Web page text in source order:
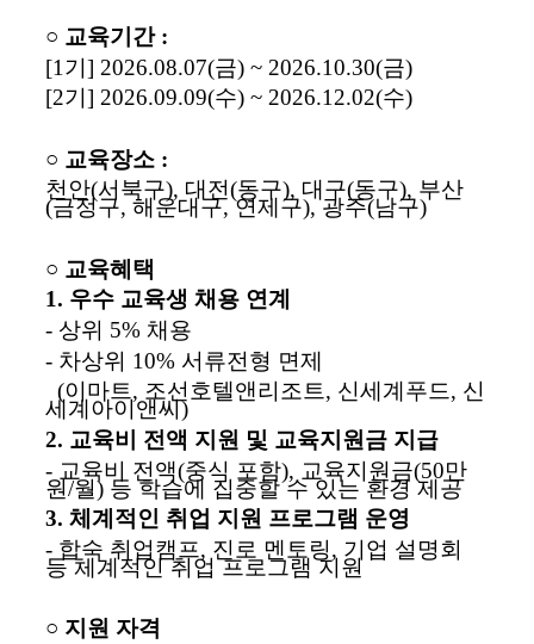
○ 교육기간 :
[1 기] 2026.08.07(금) ~ 2026.10.30(금)
[2기 ] 2026.09.09(수) ~ 2026.12.02(수)
○ 교육장소 :
천안(서북구), 대전(동구), 대구(동구), 부산
(금정구, 해운대구,연제구),광주(남구)
○ 교육혜택
1. 우수 교육생 채용 연계
- 상위 5% 채용
- 차상위 10% 서류전형 면제
(이마트, 조선호텔앤리조트, 신세계푸드, 신
세계아이앤씨)
2. 교육비 전액 지원 및 교육지원금 지급
- 교육비 전액(중식 포함), 교육지원금(50만
원/월) 등 학습에 집중할 수 있는 환경 제공
3. 체계적인 취업 지원 프로그램 운영
- 합숙 취업캠프, 진로 멘토링, 기업 설명회
등 체계적인 취업 프로그램 지원
○ 지원 자격